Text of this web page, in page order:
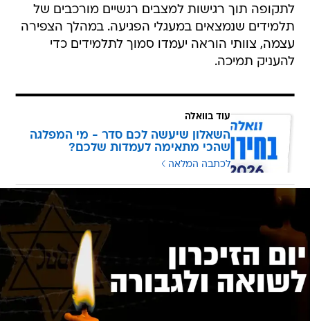
לתקופה תוך רגישות למצבים רגשיים מורכבים של
תלמידים שנמצאים במעגלי הפגיעה. במהלך הצפירה
עצמה, צוותי הוראה יעמדו סמוך לתלמידים כדי
להעניק תמיכה.
עוד בוואלה
השאלון שיעשה לכם סדר - מי המפלגה
שהכי מתאימה לעמדות שלכם?
לכתבה המלאה